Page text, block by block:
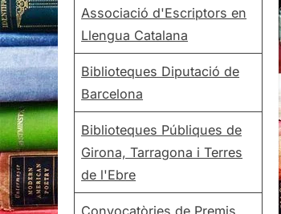
Associació d'Escriptors en
Llengua Catalana
Biblioteques Diputació de
Barcelona
Biblioteques Públiques de
Girona, Tarragona i Terres
de l'Ebre
Convocatòries de Premis